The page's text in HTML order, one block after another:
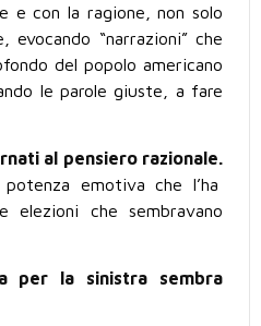
e con la ragione, non solo
evocando “narrazioni” che
del popolo americano
le parole giuste, a fare
al pensiero razionale.
emotiva che l’ha
elezioni che sembravano
per la sinistra sembra